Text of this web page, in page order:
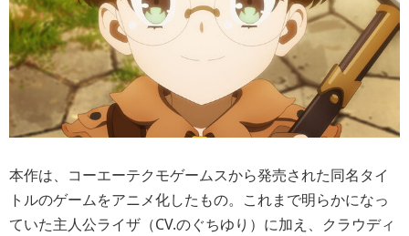
本作は、コーエーテクモゲームスから発売された同名タイ
トルのゲームをアニメ化したもの。これまで明らかになっ
ていた主人公ライザ（CV.のぐちゆり）に加え、クラウディ